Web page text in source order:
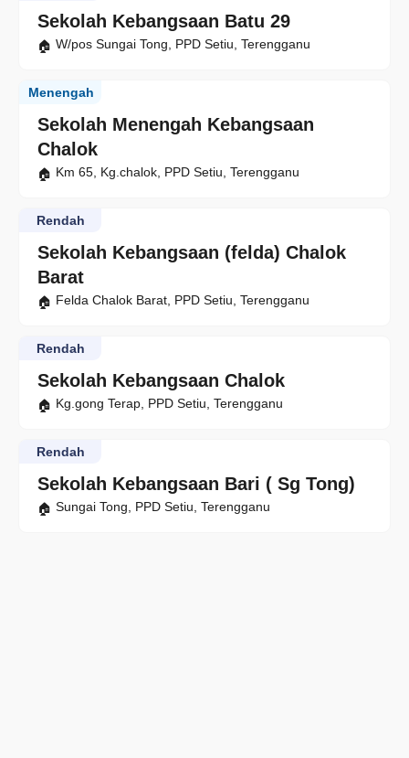
Sekolah Kebangsaan Batu 29
W/pos Sungai Tong, PPD Setiu, Terengganu
Sekolah Menengah Kebangsaan
Chalok
Menengah
Km 65, Kg.chalok, PPD Setiu, Terengganu
Sekolah Kebangsaan (felda) Chalok
Barat
Rendah
Felda Chalok Barat, PPD Setiu, Terengganu
Sekolah Kebangsaan Chalok
Rendah
Kg.gong Terap, PPD Setiu, Terengganu
Sekolah Kebangsaan Bari ( Sg Tong)
Rendah
Sungai Tong, PPD Setiu, Terengganu